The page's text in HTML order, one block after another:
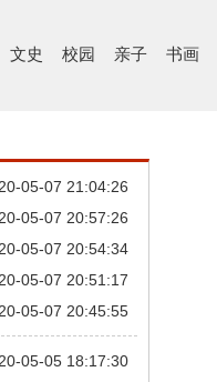
文史 校园 亲子 书画
05-07 21:04:26
05-07 20:57:26
05-07 20:54:34
05-07 20:51:17
05-07 20:45:55
05-05 18:17:30